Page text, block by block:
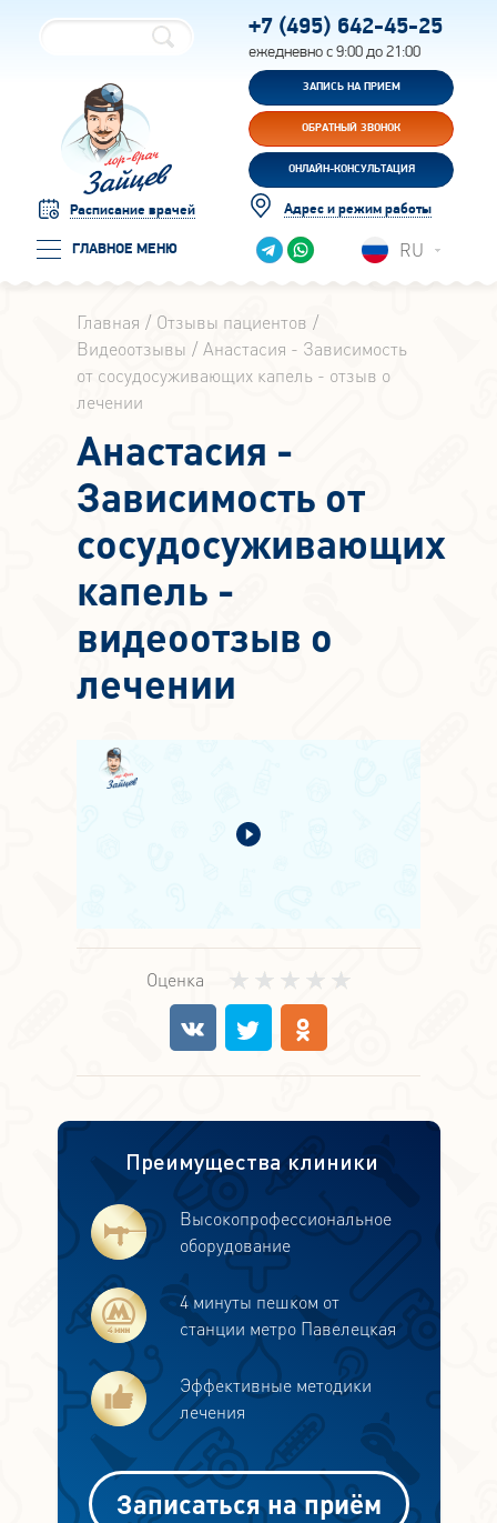
Расписание врачей
ГЛАВНОЕ МЕНЮ
+7 (495) 642-45-25
ежедневно с 9:00 до 21:00
ЗАПИСЬ НА ПРИЕМ
ОБРАТНЫЙ ЗВОНОК
ОНЛАЙН-КОНСУЛЬТАЦИЯ
Адрес и режим работы
RU
Главная
Отзывы пациентов
Видеоотзывы
Анастасия - Зависимость
от сосудосуживающих капель - отзыв о
лечении
Анастасия -
Зависимость от
сосудосуживающих
капель -
видеоотзыв о
лечении
Оценка
Преимущества клиники
Высокопрофессиональное
оборудование
4 минуты пешком от
станции метро Павелецкая
Эффективные методики
лечения
Записаться на приём